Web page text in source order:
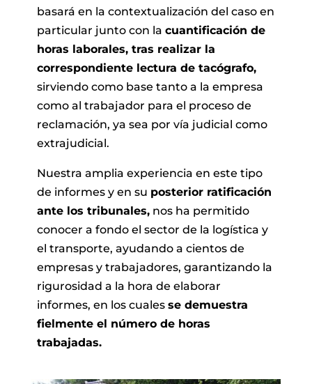
basará en la contextualización del caso en
particular junto con la cuantificación de
horas laborales, tras realizar la
correspondiente lectura de tacógrafo,
sirviendo como base tanto a la empresa
como al trabajador para el proceso de
reclamación, ya sea por vía judicial como
extrajudicial.
Nuestra amplia experiencia en este tipo
de informes y en su posterior ratificación
ante los tribunales,nos ha permitido
conocer a fondo el sector de la logística y
el transporte, ayudando a cientos de
empresas y trabajadores, garantizando la
rigurosidad a la hora de elaborar
informes, en los cuales se demuestra
fielmente el número de horas
trabajadas.